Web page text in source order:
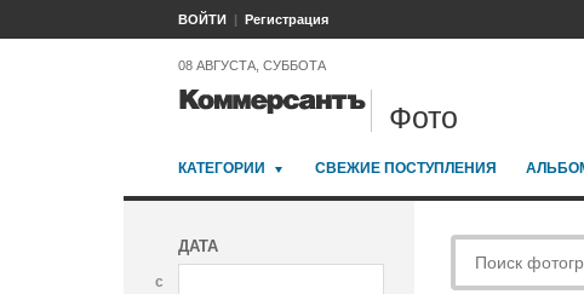
ВОЙТИ Регистрация
08 АВГУСТА, СУББОТА
Фото
КАТЕГОРИИ СВЕЖИЕ ПОСТУПЛЕНИЯ
ДАТА
с